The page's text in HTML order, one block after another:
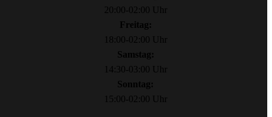
20:00-02:00 Uhr
Freitag:
18:00-02:00 Uhr
Samstag:
14:30-03:00 Uhr
Sonntag:
15:00-02:00 Uhr